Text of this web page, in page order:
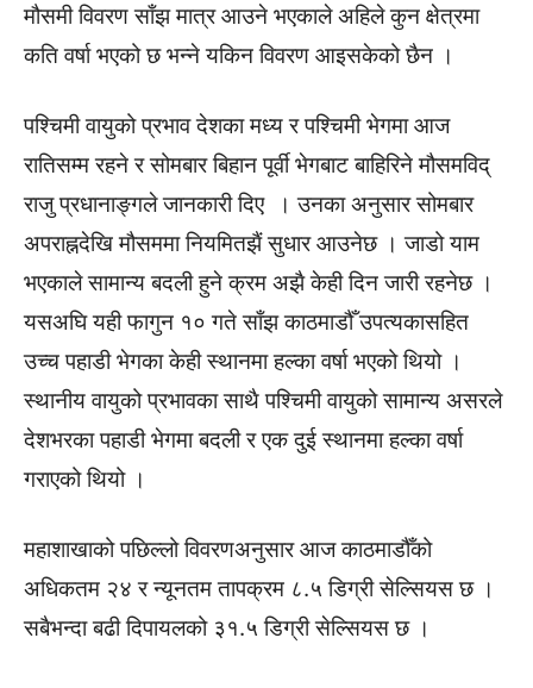
मौसमी विवरण साँझ मात्र आउने भएकाले अहिले कुन क्षेत्रमा
कति वर्षा भएको छ भन्ने यकिन विवरण आइसकेको छैन ।
पश्चिमी वायुको प्रभाव देशका मध्य र पश्चिमी भेगमा आज
रातिसम्म रहने र सोमबार बिहान पूर्वी भेगबाट बाहिरिने मौसमविद्
राजु प्रधानाङ्गले जानकारी दिए । उनका अनुसार सोमबार
अपराह्नदेखि मौसममा नियमितझैं सुधार आउनेछ । जाडो याम
भएकाले सामान्य बदली हुने क्रम अझै केही दिन जारी रहनेछ ।
यसअघि यही फागुन १० गते साँझ काठमाडौँ उपत्यकासहित
उच्च पहाडी भेगका केही स्थानमा हल्का वर्षा भएको थियो ।
स्थानीय वायुको प्रभावका साथै पश्चिमी वायुको सामान्य असरले
देशभरका पहाडी भेगमा बदली र एक दुई स्थानमा हल्का वर्षा
गराएको थियो ।
महाशाखाको पछिल्लो विवरणअनुसार आज काठमाडौँको
अधिकतम २४ र न्यूनतम तापक्रम ८.५ डिग्री सेल्सियस छ ।
सबैभन्दा बढी दिपायलको ३१.५ डिग्री सेल्सियस छ ।